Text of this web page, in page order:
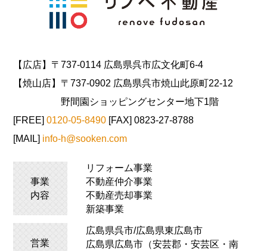
【広店】〒737-0114 広島県呉市広文化町6-4
【焼山店】〒737-0902 広島県呉市焼山此原町22-12
野間園ショッピングセンター地下1階
[FREE]0120-05-8490 [FAX] 0823-27-8788
[MAIL] info-h@sooken.com
事業
内容
リフォーム事業
不動産仲介事業
不動産売却事業
新築事業
営業
広島県呉市/広島県東広島市
広島県広島市（安芸郡・安芸区・南